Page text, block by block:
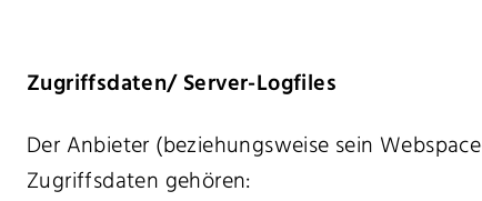
Zugriffsdaten/ Server-Logfiles
Der Anbieter (beziehungsweise sein
Zugriffsdaten gehören: